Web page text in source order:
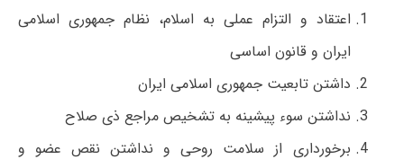
اعتقاد و التزام عملی به اسلام، نظام جمهوری اسلامی
ایران و قانون اساسی
داشتن تابعیت جمهوری اسلامی ایران
نداشتن سوء پیشینه به تشخیص مراجع ذی صلاح
برخورداری از سلامت روحی و نداشتن نقص عضو و